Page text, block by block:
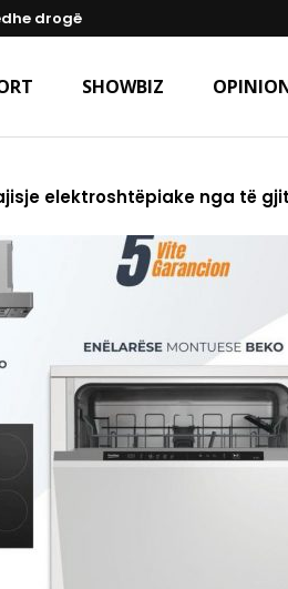
drogë
SHOWBIZ
elektroshtëpiake nga të